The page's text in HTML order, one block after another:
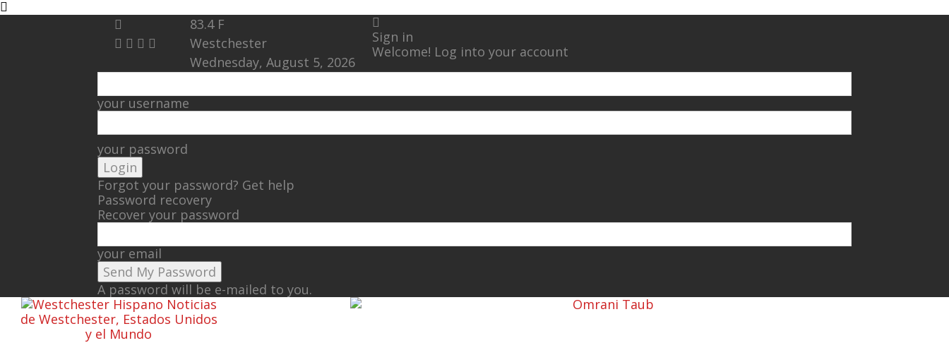
83.4 F
Westchester
Wednesday, August 5, 2026
Sign in
Welcome! Log into your account
your username
your password
Forgot your password? Get help
Password recovery
Recover your password
your email
A password will be e-mailed to you.
Noticias
de Westchester, Estados Unidos
y el Mundo